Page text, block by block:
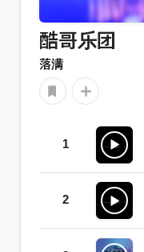
酷哥乐团
落满
1
2